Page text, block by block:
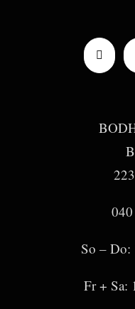
So –
Fr + Sa: